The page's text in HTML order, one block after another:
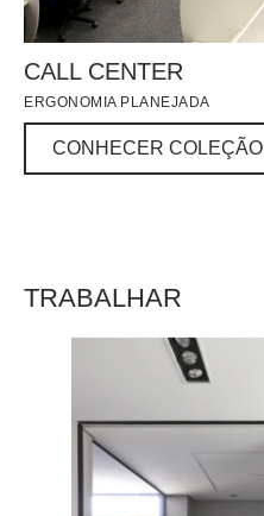
CALL CENTER
ERGONOMIA PLANEJADA
CONHECER COLEÇÃO
CONHECER COLEÇÃO
TRABALHAR